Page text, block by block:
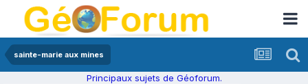
sainte-marie aux mines
Principaux sujets de Géoforum.